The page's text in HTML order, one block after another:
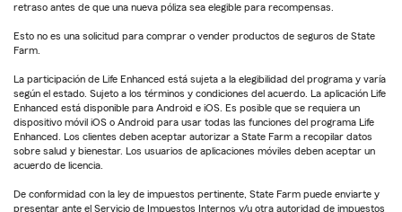
retraso antes de que una nueva póliza sea elegible para recompensas.
Esto no es una solicitud para comprar o vender productos de seguros de State
Farm.
La participación de Life Enhanced está sujeta a la elegibilidad del programa y varía
según el estado. Sujeto a los términos y condiciones del acuerdo. La aplicación Life
Enhanced está disponible para Android e iOS. Es posible que se requiera un
dispositivo móvil iOS o Android para usar todas las funciones del programa Life
Enhanced. Los clientes deben aceptar autorizar a State Farm a recopilar datos
sobre salud y bienestar. Los usuarios de aplicaciones móviles deben aceptar un
acuerdo de licencia.
De conformidad con la ley de impuestos pertinente, State Farm puede enviarte y
presentar ante el Servicio de Impuestos Internos y/u otra autoridad de impuestos